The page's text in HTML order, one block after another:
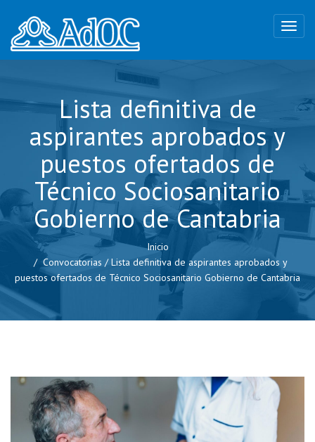
Lista definitiva de
aspirantes aprobados y
puestos ofertados de
Técnico Sociosanitario
Gobierno de Cantabria
Inicio
Convocatorias /Lista definitiva de aspirantes aprobados y
puestos ofertados de Técnico Sociosanitario Gobierno de Cantabria